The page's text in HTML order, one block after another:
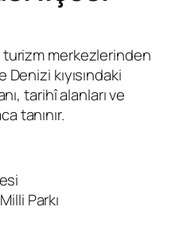
turizm merkezlerinden
kıyısındaki
tarihî alanları ve
tanınır.
Parkı